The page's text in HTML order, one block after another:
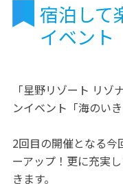
宿泊して
イベント
「星野リゾート リゾ
ンイベント「海のい
2回目の開催となる今
ーアップ！更に充実
きます。